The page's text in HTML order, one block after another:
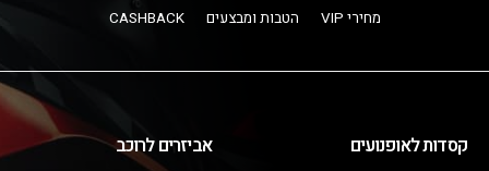
מחירי VIP הטבות ומבצעים CASHBACK
קסדות לאופנועים אביזרים לרוכב